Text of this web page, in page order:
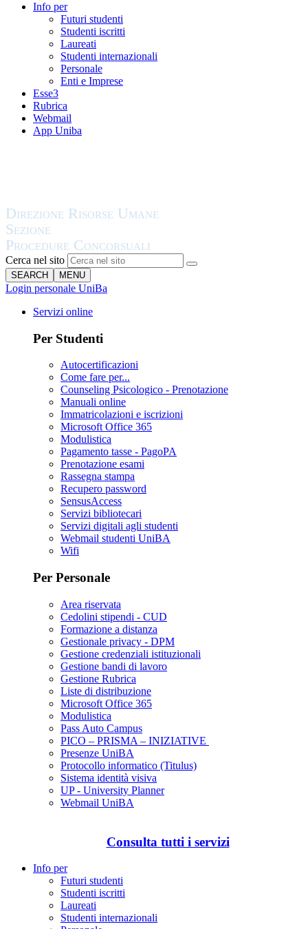
Info per
Futuri studenti
Studenti iscritti
Laureati
Studenti internazionali
Personale
Enti e Imprese
Esse3
Rubrica
Webmail
App Uniba
Cerca nel sito
SEARCH MENU
Login personale UniBa
Servizi online
Per Studenti
Autocertificazioni
Come fare per...
Counseling Psicologico - Prenotazione
Manuali online
Immatricolazioni e iscrizioni
Microsoft Office 365
Modulistica
Pagamento tasse - PagoPA
Prenotazione esami
Rassegna stampa
Recupero password
SensusAccess
Servizi bibliotecari
Servizi digitali agli studenti
Webmail studenti UniBA
Wifi
Per Personale
Area riservata
Cedolini stipendi - CUD
Formazione a distanza
Gestionale privacy - DPM
Gestione credenziali istituzionali
Gestione bandi di lavoro
Gestione Rubrica
Liste di distribuzione
Microsoft Office 365
Modulistica
Pass Auto Campus
PICO – PRISMA – INIZIATIVE
Presenze UniBA
Protocollo informatico (Titulus)
Sistema identità visiva
UP - University Planner
Webmail UniBA
Consulta tutti i servizi
Info per
Futuri studenti
Studenti iscritti
Laureati
Studenti internazionali